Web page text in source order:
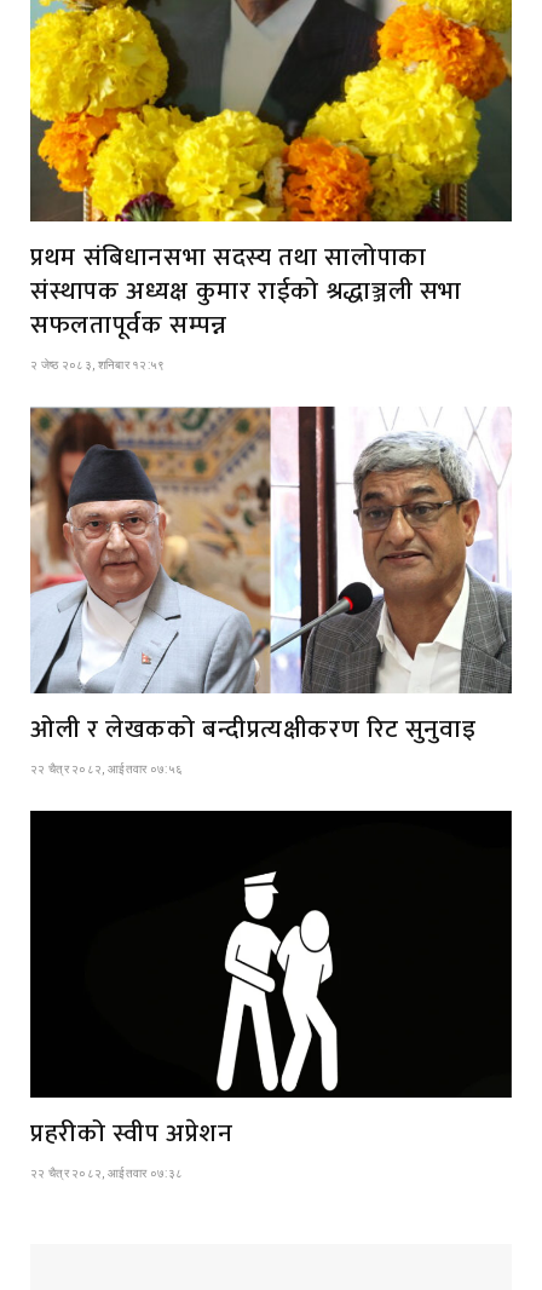
प्रथम संबिधानसभा सदस्य तथा सालोपाका
संस्थापक अध्यक्ष कुमार राईको श्रद्धाञ्जली सभा
सफलतापूर्वक सम्पन्न
२ जेष्ठ २०८३, शनिबार १२:५९
ओली र लेखकको बन्दीप्रत्यक्षीकरण रिट सुनुवाइ
२२ चैत्र २०८२, आईतवार ०७:५६
प्रहरीको स्वीप अप्रेशन
२२ चैत्र २०८२, आईतवार ०७:३८